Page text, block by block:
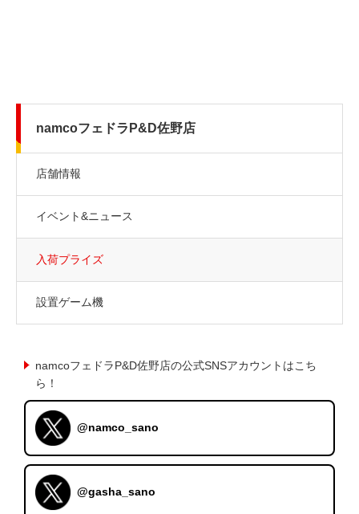
namcoフェドラP&D佐野店
店舗情報
イベント&ニュース
入荷プライズ
設置ゲーム機
namcoフェドラP&D佐野店の公式SNSアカウントはこち
ら！
@namco_sano
@gasha_sano